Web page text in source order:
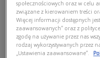
społecznościowych oraz w
związane z kierowaniem treści
Więcej informacji dostępnych
zaawansowanych” oraz z
zgodę na używanie przez nas
rodzaj wykorzystywanych przez
„Ustawienia zaawansowane”.